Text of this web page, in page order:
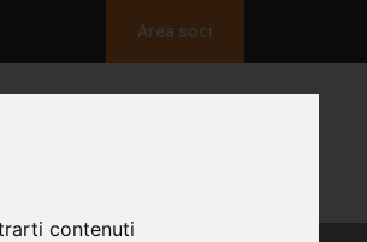
contenuti
Area soci